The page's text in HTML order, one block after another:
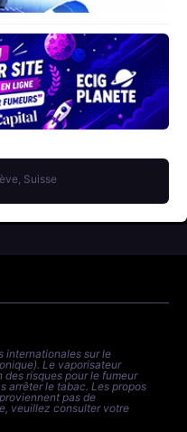
Suisse
internationales sur le
Le vaporisateur
risques pour le fumeur
arrêter le tabac. Les propos
pas de
veuillez consulter votre